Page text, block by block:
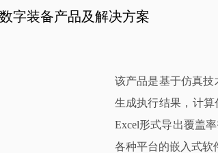
字装备产品及解决方案
该产品是基于仿真技
生成执行结果，计
Excel形式导出覆盖
各种平台的嵌入式软